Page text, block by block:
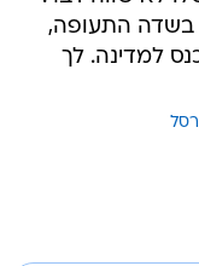
בשדה התעופה,
למדינה. לך